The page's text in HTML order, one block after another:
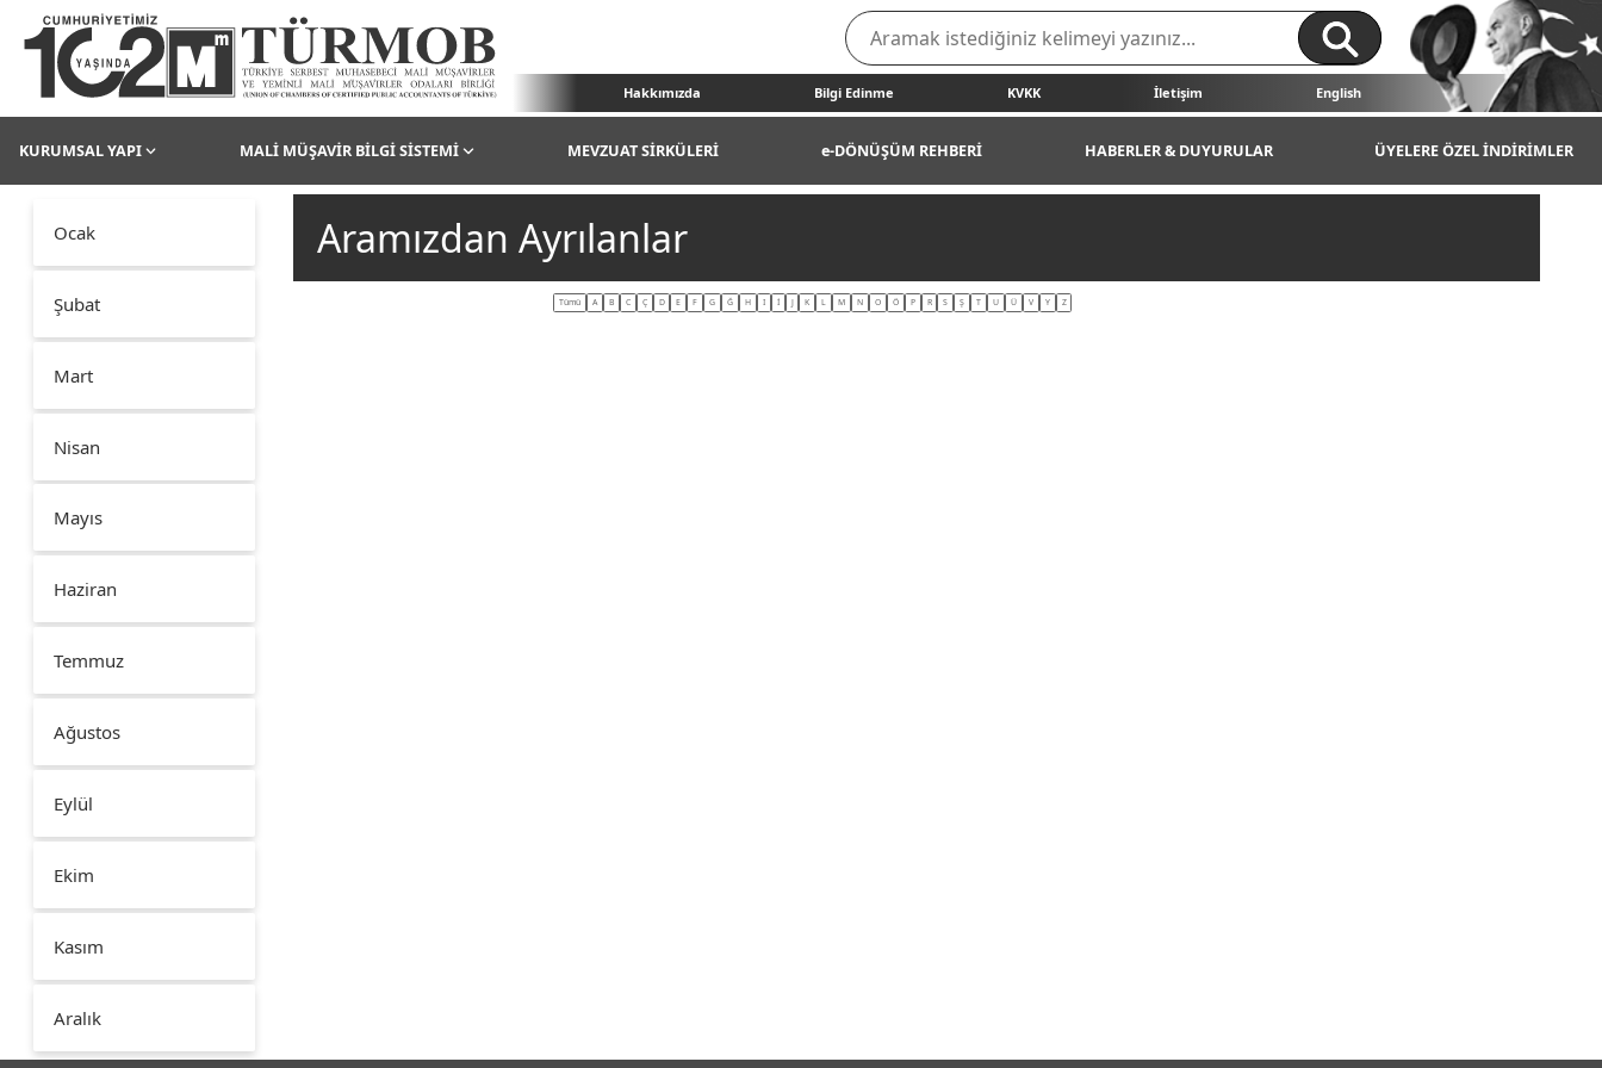
Hakkımızda Bilgi Edinme KVKK İletişim English
KURUMSAL YAPI MALİ MÜŞAVİR BİLGİ SİSTEMİ MEVZUAT SİRKÜLERİ e-DÖNÜŞÜM REHBERİ HABERLER & DUYURULAR ÜYELERE ÖZEL İNDİRİMLER
Ocak
Şubat
Mart
Nisan
Mayıs
Haziran
Temmuz
Ağustos
Eylül
Ekim
Kasım
Aralık
Aramızdan Ayrılanlar
Tümü A B C Ç D E F G Ğ H I İ J K L M N O Ö P R S Ş T U Ü V Y Z